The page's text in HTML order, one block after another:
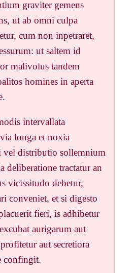
graviter gemens
ut ab omni culpa
cum non inpetraret,
ut saltem id
malivolus tandem
homines in aperta
intervallata
longa et noxia
vel distributio sollemnium
deliberatione tractatur an
vicissitudo debetur,
conveniet, et si digesto
fieri, is adhibetur
aurigarum aut
aut secretiora
confingit.